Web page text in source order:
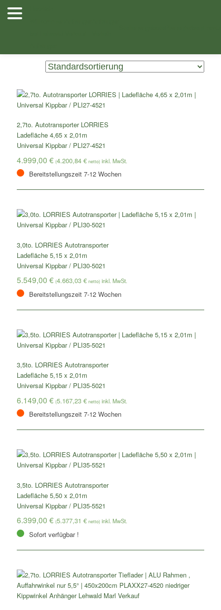
Zum
Inhalt
Zum
sekundären
Shop
2,7to. Autotransporter LORRIES
Ladefläche 4,65 x 2,01m
Universal Kippbar / PLI27-4521
4.999,00€ (4.200,84€ netto)
Bereitstellungszeit 7-12 Wochen
3,0to. LORRIES Autotransporter
Ladefläche 5,15 x 2,01m
Universal Kippbar / PLI30-5021
5.549,00€ (4.663,03€ netto)
Bereitstellungszeit 7-12 Wochen
3,5to. LORRIES Autotransporter
Ladefläche 5,15 x 2,01m
Universal Kippbar / PLI35-5021
6.149,00€ (5.167,23€ netto)
Bereitstellungszeit 7-12 Wochen
3,5to. LORRIES Autotransporter
Ladefläche 5,50 x 2,01m
Universal Kippbar / PLI35-5521
6.399,00€ (5.377,31€ netto)
Sofort verfügbar !